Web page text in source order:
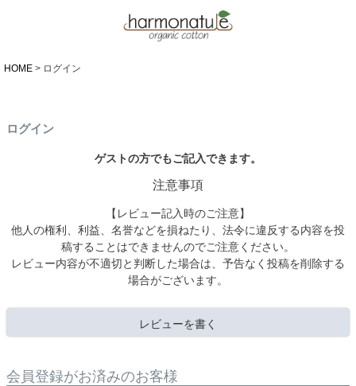
HOME ログイン
ログイン
ゲストの方でもご記入できます。
注意事項
【レビュー記入時のご注意】
他人の権利、利益、名誉などを損ねたり、法令に違反する内容を投
稿することはできませんのでご注意ください。
レビュー内容が不適切と判断した場合は、予告なく投稿を削除する
場合がございます。
レビューを書く
会員登録がお済みのお客様